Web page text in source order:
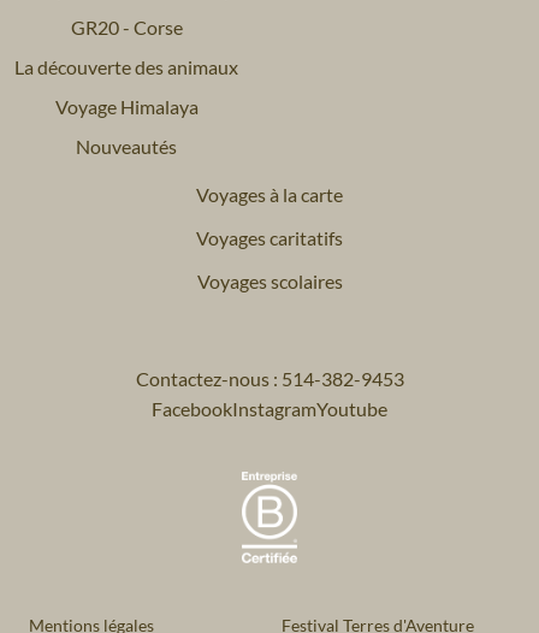
GR20 - Corse
La découverte des animaux
Voyage Himalaya
Nouveautés
Voyages à la carte
Voyages caritatifs
Voyages scolaires
Contactez-nous : 514-382-9453
FacebookInstagramYoutube
Mentions légales Festival Terres d'Aventure